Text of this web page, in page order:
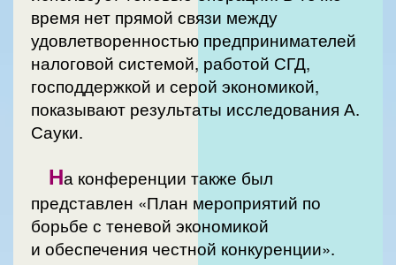
время нет прямой связи между
удовлетворенностью предпринимателей
налоговой системой, работой СГД,
господдержкой и серой экономикой,
показывают результаты исследования А.
Сауки.
На конференции также был
представлен «План мероприятий по
борьбе с теневой экономикой
и обеспечения честной конкуренции».